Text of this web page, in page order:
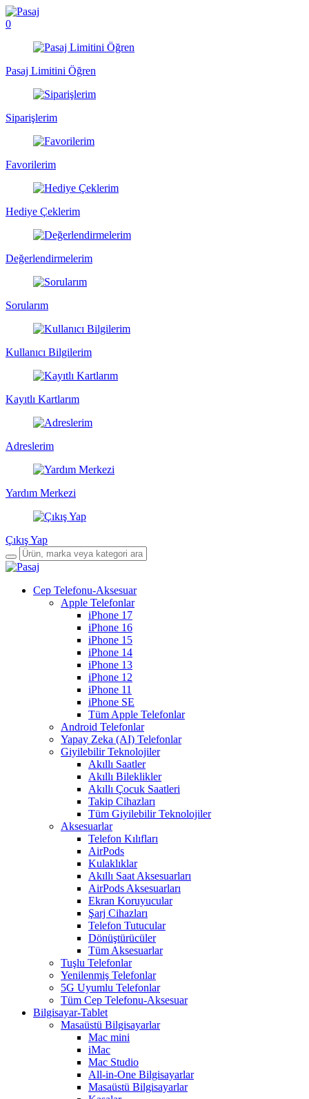
0
Pasaj Limitini Öğren
Siparişlerim
Favorilerim
Hediye Çeklerim
Değerlendirmelerim
Sorularım
Kullanıcı Bilgilerim
Kayıtlı Kartlarım
Adreslerim
Yardım Merkezi
Çıkış Yap
Cep Telefonu-Aksesuar
Apple Telefonlar
iPhone 17
iPhone 16
iPhone 15
iPhone 14
iPhone 13
iPhone 12
iPhone 11
iPhone SE
Tüm Apple Telefonlar
Android Telefonlar
Yapay Zeka (AI) Telefonlar
Giyilebilir Teknolojiler
Akıllı Saatler
Akıllı Bileklikler
Akıllı Çocuk Saatleri
Takip Cihazları
Tüm Giyilebilir Teknolojiler
Aksesuarlar
Telefon Kılıfları
AirPods
Kulaklıklar
Akıllı Saat Aksesuarları
AirPods Aksesuarları
Ekran Koruyucular
Şarj Cihazları
Telefon Tutucular
Dönüştürücüler
Tüm Aksesuarlar
Tuşlu Telefonlar
Yenilenmiş Telefonlar
5G Uyumlu Telefonlar
Tüm Cep Telefonu-Aksesuar
Bilgisayar-Tablet
Masaüstü Bilgisayarlar
Mac mini
iMac
Mac Studio
All-in-One Bilgisayarlar
Masaüstü Bilgisayarlar